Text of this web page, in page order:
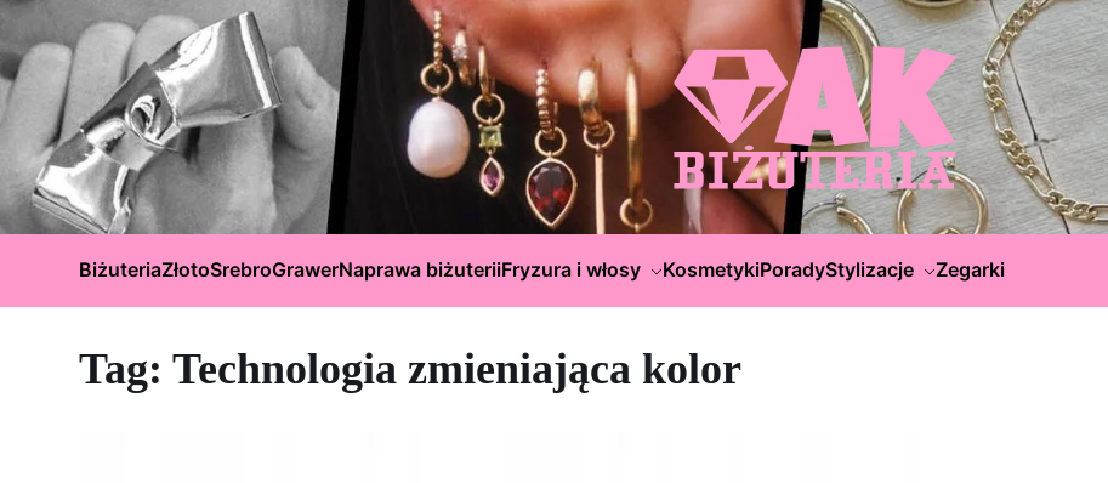
BiżuteriaZłotoSrebroGrawerNaprawa biżuteriiFryzura i włosy KosmetykiPoradyStylizacje Zegarki
Tag: Technologia zmieniająca kolor